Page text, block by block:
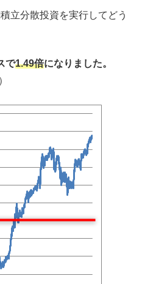
立分散投資を実行してどう
で1.49倍になりました。